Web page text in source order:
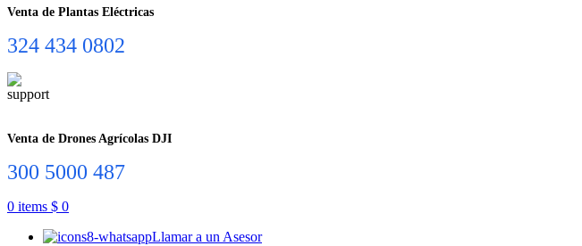
Venta de Plantas Eléctricas
324 434 0802
Venta de Drones Agrícolas DJI
300 5000 487
0 items $ 0
Llamar a un Asesor